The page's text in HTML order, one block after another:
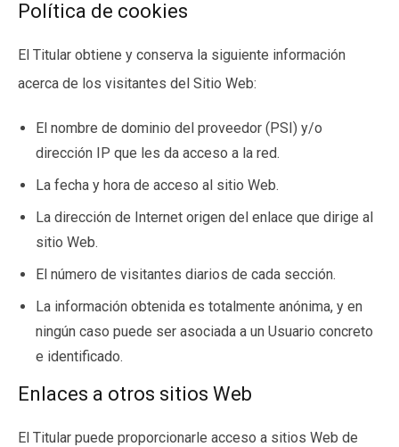
Política de cookies
El Titular obtiene y conserva la siguiente información
acerca de los visitantes del Sitio Web:
El nombre de dominio del proveedor (PSI) y/o
dirección IP que les da acceso a la red.
La fecha y hora de acceso al sitio Web.
La dirección de Internet origen del enlace que dirige al
sitio Web.
El número de visitantes diarios de cada sección.
La información obtenida es totalmente anónima, y en
ningún caso puede ser asociada a un Usuario concreto
e identificado.
Enlaces a otros sitios Web
El Titular puede proporcionarle acceso a sitios Web de